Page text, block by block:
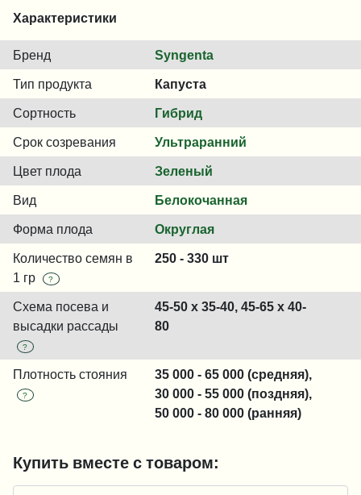
Характеристики
Бренд Syngenta
Тип продукта Капуста
Сортность Гибрид
Срок созревания Ультраранний
Цвет плода Зеленый
Вид Белокочанная
Форма плода Округлая
Количество семян в
1 гр
?
250 - 330 шт
Схема посева и
высадки рассады
?
45-50 x 35-40, 45-65 x 40-
80
Плотность стояния
?
35 000 - 65 000 (средняя),
30 000 - 55 000 (поздняя),
50 000 - 80 000 (ранняя)
Купить вместе с товаром: